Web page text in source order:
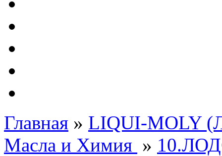
Главная » LIQUI-MOLY
Масла и Химия »